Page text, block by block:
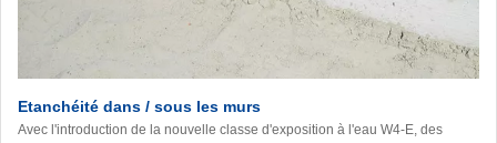
Etanchéité dans / sous les murs
Avec l'introduction de la nouvelle classe d'exposition à l'eau W4-E, des